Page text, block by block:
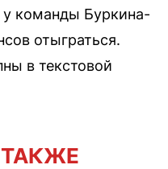
команды Буркина-
отыграться.
в текстовой